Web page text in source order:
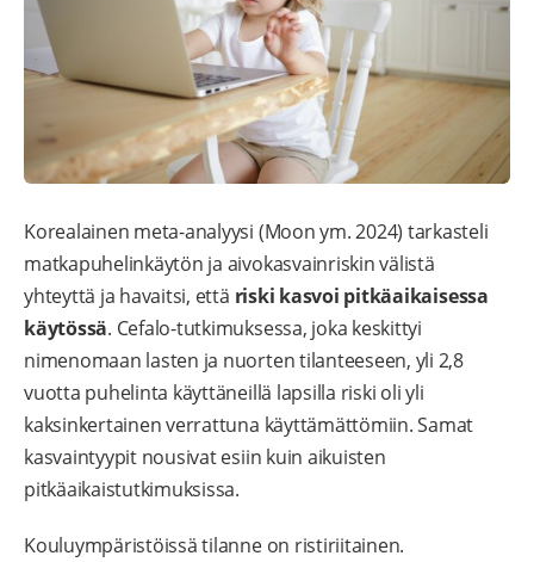
Korealainen meta-analyysi (Moon ym. 2024) tarkasteli
matkapuhelinkäytön ja aivokasvainriskin välistä
yhteyttä ja havaitsi, että riski kasvoi pitkäaikaisessa
käytössä. Cefalo-tutkimuksessa, joka keskittyi
nimenomaan lasten ja nuorten tilanteeseen, yli 2,8
vuotta puhelinta käyttäneillä lapsilla riski oli yli
kaksinkertainen verrattuna käyttämättömiin. Samat
kasvaintyypit nousivat esiin kuin aikuisten
pitkäaikaistutkimuksissa.
Kouluympäristöissä tilanne on ristiriitainen.